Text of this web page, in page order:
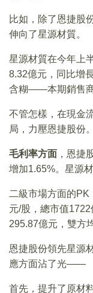
比如，除了恩捷股
伸向了星源材質。
星源材質在今年上
8.32億元，同比增
含糊——本期銷售商
不管怎樣，在現金
局，力壓恩捷股份。
毛利率方面 ，恩捷
增加1.65%。星源
二級市場方面的
元/股，總市值
295.87億元，雙方
恩捷股份領先星源
應方面沾了光——
首先，提升了原材